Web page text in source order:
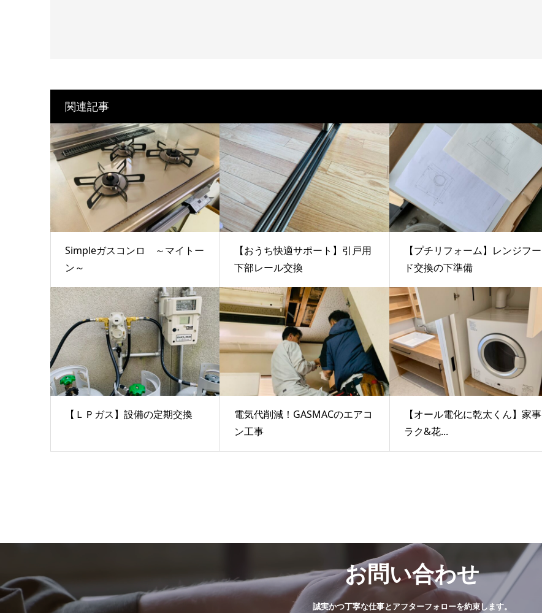
関連記事
Simpleガスコンロ ～マイトー
ン～
【おうち快適サポート】引戸用
下部レール交換
【プチリフォーム】レンジフー
ド交換の下準備
【ＬＰガス】設備の定期交換
電気代削減！GASMACのエアコ
ン工事
【オール電化に乾太くん】家事
ラク&花...
お問い合わせ
誠実かつ丁寧な仕事とアフターフォローを約束します。